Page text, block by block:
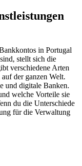
in Portugal
stellt sich die
verschiedene Arten
der ganzen Welt.
und digitale Banken.
welche Vorteile sie
du die Unterschiede
für die Verwaltung